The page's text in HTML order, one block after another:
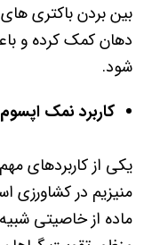
بین بردن باکتری
دهان کمک کرده و
شود.
کاربرد نمک
یکی از کاربردهای
منیزیم در
ماده از خاصیتی